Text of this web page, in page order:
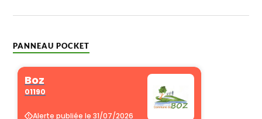
PANNEAU POCKET